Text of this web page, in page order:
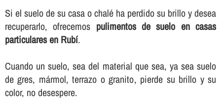
Si el suelo de su casa o chalé ha perdido su brillo y desea
recuperarlo, ofrecemos pulimentos de suelo en casas
particulares en Rubí.
Cuando un suelo, sea del material que sea, ya sea suelo
de gres, mármol, terrazo o granito, pierde su brillo y su
color, no desespere.